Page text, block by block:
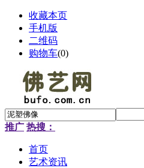
收藏本页
手机版
二维码
购物车(0)
推广 热搜：
首页
艺术资讯